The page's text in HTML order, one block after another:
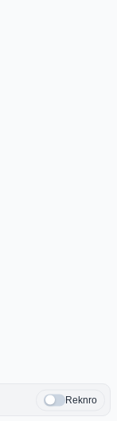
Reknro